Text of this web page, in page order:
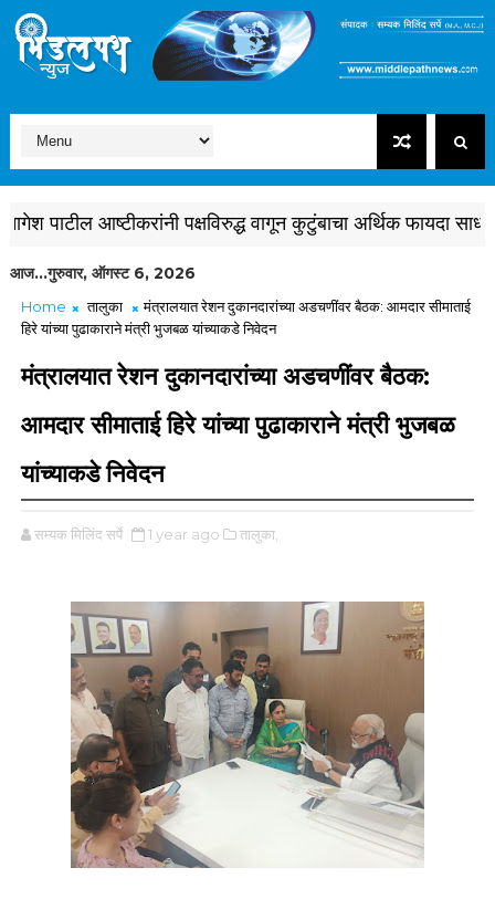
पाटील आष्टीकरांनी पक्षविरुद्ध वागून कुटुंबाचा अर्थिक फायदा साधला
आज...गुरुवार, ऑगस्ट 6, 2026
Home तालुका
मंत्रालयात रेशन दुकानदारांच्या अडचणींवर बैठक: आमदार सीमाताई
हिरे यांच्या पुढाकाराने मंत्री भुजबळ यांच्याकडे निवेदन
मंत्रालयात रेशन दुकानदारांच्या अडचणींवर बैठक:
आमदार सीमाताई हिरे यांच्या पुढाकाराने मंत्री भुजबळ
यांच्याकडे निवेदन
सम्यक मिलिंद सर्पे 1 year ago तालुका,